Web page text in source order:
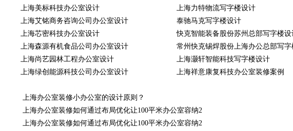
上海美标科技办公室设计
上海力特物流写字楼设计
上海艾铭商务咨询公司办公室设计
泰驰马克写字楼设计
上海芯密科技办公室设计
快克智能装备股份苏州总部写字楼设
上海森源有机食品公司办公室设计
常州快克锡焊股份上海办公总部写
上海尚艺园林工程办公室设计
上海灏轩智能科技写字楼设计
上海绿创能源科技公司办公室设计
上海祥意康复科技办公室装修案例
上海办公室装修小办公室的设计原则？
上海办公室装修如何通过布局优化让100平米办公室容纳2
上海办公室装修如何通过布局优化让100平米办公室容纳2